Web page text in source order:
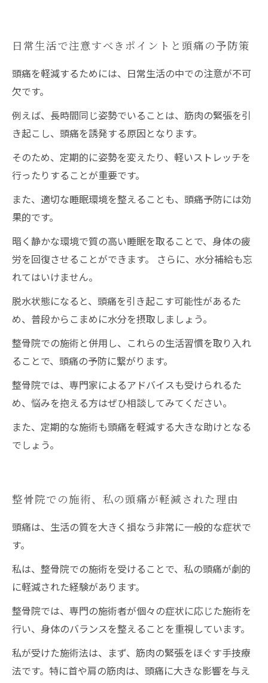
日常生活で注意すべきポイントと頭痛の予防策
頭痛を軽減するためには、日常生活の中での注意が不可
欠です。
例えば、長時間同じ姿勢でいることは、筋肉の緊張を引
き起こし、頭痛を誘発する原因となります。
そのため、定期的に姿勢を変えたり、軽いストレッチを
行ったりすることが重要です。
また、適切な睡眠環境を整えることも、頭痛予防には効
果的です。
暗く静かな環境で質の高い睡眠を取ることで、身体の疲
労を回復させることができます。 さらに、水分補給も忘
れてはいけません。
脱水状態になると、頭痛を引き起こす可能性があるた
め、普段からこまめに水分を摂取しましょう。
整骨院での施術と併用し、これらの生活習慣を取り入れ
ることで、頭痛の予防に繋がります。
整骨院では、専門家によるアドバイスも受けられるた
め、悩みを抱える方はぜひ相談してみてください。
また、定期的な施術も頭痛を軽減する大きな助けとなる
でしょう。
整骨院での施術、私の頭痛が軽減された理由
頭痛は、生活の質を大きく損なう非常に一般的な症状で
す。
私は、整骨院での施術を受けることで、私の頭痛が劇的
に軽減された経験があります。
整骨院では、専門の施術者が個々の症状に応じた施術を
行い、身体のバランスを整えることを重視しています。
私が受けた施術法は、まず、筋肉の緊張をほぐす手技療
法です。特に首や肩の筋肉は、頭痛に大きな影響を与え